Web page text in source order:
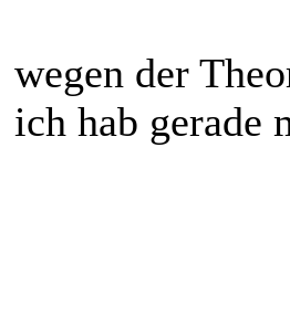
wegen der
ich hab gerade